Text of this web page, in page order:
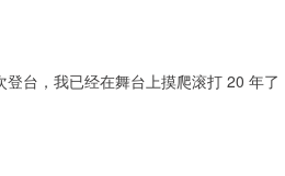
台，我已经在舞台上摸爬滚打 20 年